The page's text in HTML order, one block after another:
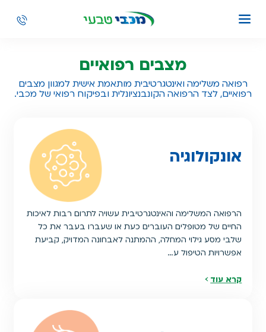
מצבים רפואיים
רפואה משלימה ואינטגרטיבית מותאמת אישית למגוון מצבים
רפואיים, לצד הרפואה הקונבנציונלית ובפיקוח רפואי של מכבי.
אונקולוגיה
הרפואה המשלימה והאינטגרטיבית עשויה לתרום רבות לאיכות
החיים של מטופלים העוברים כעת או שעברו בעבר את כל
שלבי מסע גילוי המחלה, ההמתנה לאבחונה המדויק, קביעת
אפשרויות הטיפול ע…
קרא עוד